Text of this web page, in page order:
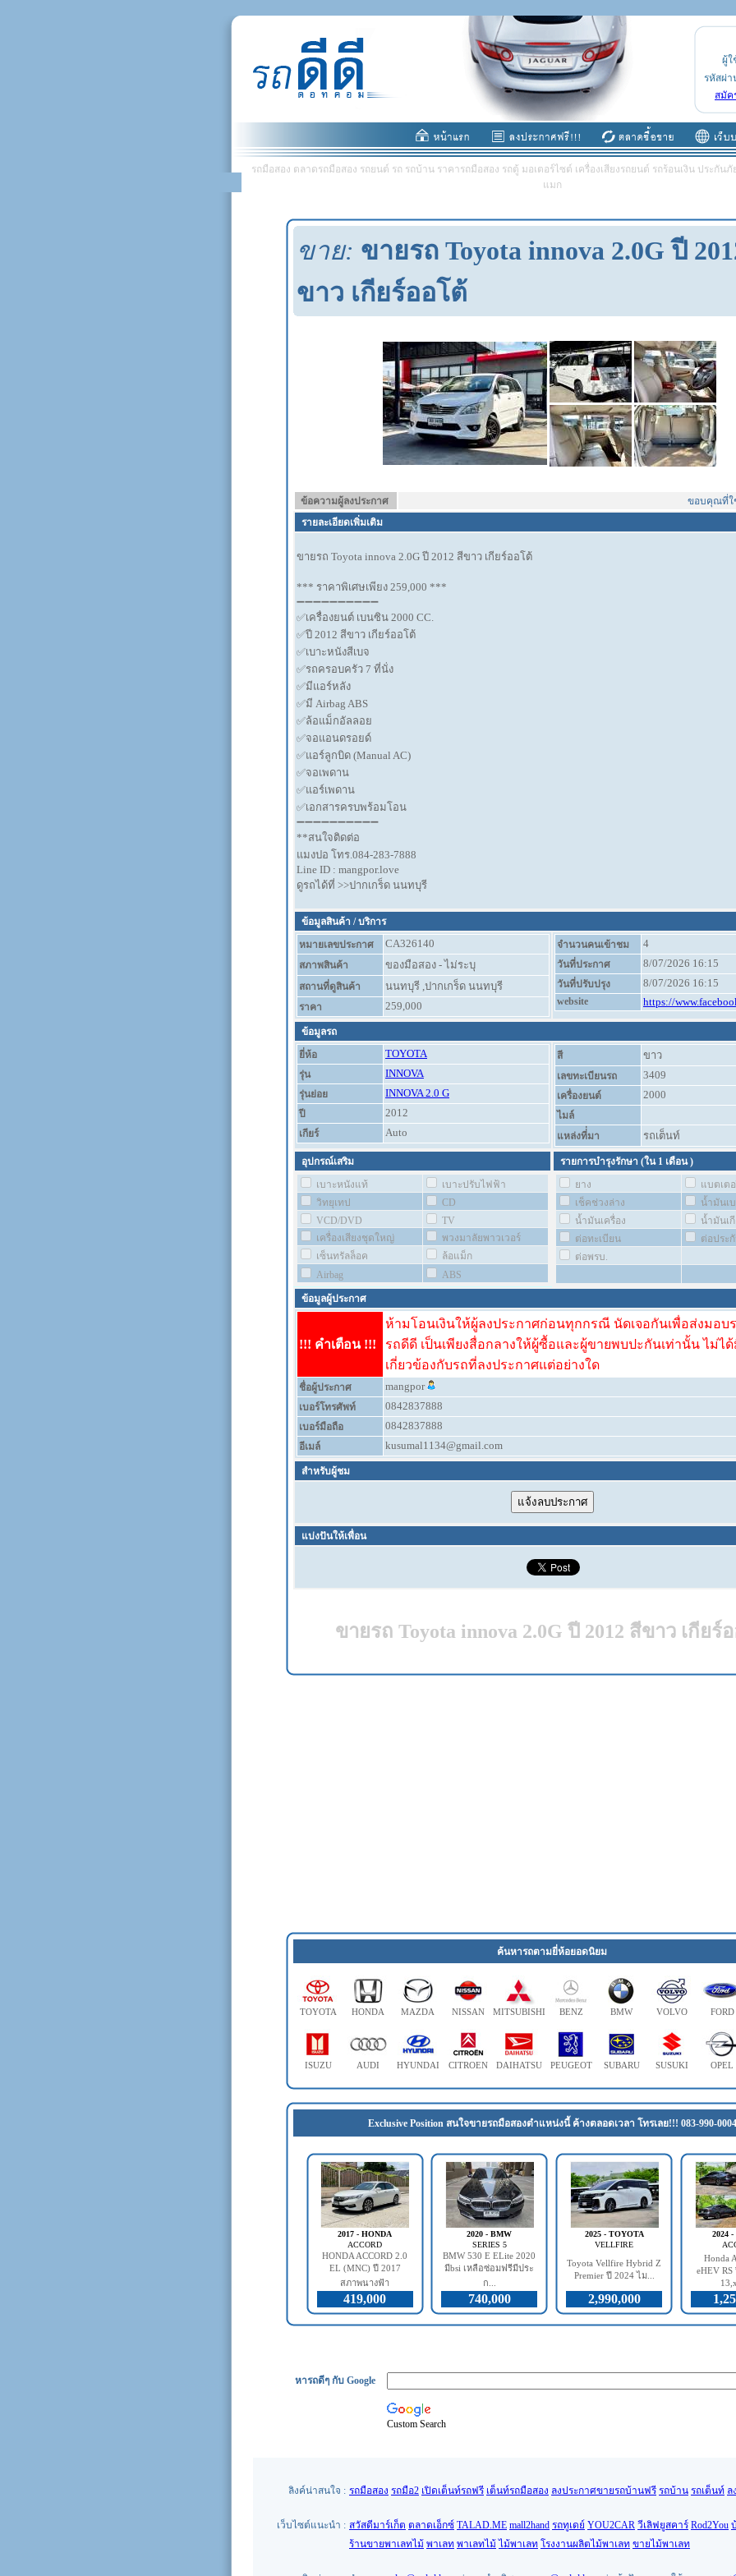
ผู้ใ
รหัสผ่า
สมัค
รถมือสอง ตลาดรถมือสอง รถยนต์ รถ รถบ้าน ราคารถมือสอง รถตู้ มอเตอร์ไซต์ เครื่องเสียงรถยนต์ รถร้อนเงิน ประกัน
แมก
ขาย: ขายรถ Toyota innova 2.0G ปี
ขาว เกียร์ออโต้
ข้อความผู้ลงประกาศ
ขอบคุณที่ใช้บ
รายละเอียดเพิ่มเติม
ขายรถ Toyota innova 2.0G ปี 2012 สีขาว เกียร์ออโต้
*** ราคาพิเศษเพียง 259,000 ***
➖➖➖➖➖➖➖➖➖➖
✅เครื่องยนต์ เบนซิน 2000 CC.
✅ปี 2012 สีขาว เกียร์ออโต้
✅เบาะหนังสีเบจ
✅รถครอบครัว 7 ที่นั่ง
✅มีแอร์หลัง
✅มี Airbag ABS
✅ล้อแม็กอัลลอย
✅จอแอนดรอยด์
✅️แอร์ลูกบิด (Manual AC)
✅️จอเพดาน
✅️แอร์เพดาน
✅️เอกสารครบพร้อมโอน
➖➖➖➖➖➖➖➖➖➖
**สนใจติดต่อ
แมงปอ โทร.084-283-7888
Line ID : mangpor.love
ดูรถได้ที่ >>ปากเกร็ด นนทบุรี
ข้อมูลสินค้า / บริการ
หมายเลขประกาศ
CA326140
สภาพสินค้า ของมือสอง - ไม่ระบุ
สถานที่ดูสินค้า นนทบุรี ,ปากเกร็ด นนทบุรี
ราคา 259,000
จำนวนคนเข้าชม 4
วันที่ประกาศ 8/07/2026 16:15
วันที่ปรับปรุง 8/07/2026 16:15
website https://
ข้อมูลรถ
ยี่ห้อ
TOYOTA
รุ่น INNOVA
รุ่นย่อย INNOVA 2.0 G
ปี 2012
เกียร์ Auto
สี ขาว
เลขทะเบียนรถ 3409
เครื่องยนต์ 2000
ไมล์
แหล่งที่่มา
รถเต็นท์
อุปกรณ์เสริม
เบาะหนังแท้
เบาะปรับไฟฟ้า
วิทยุเทป
CD
VCD/DVD
TV
เครื่องเสียงชุดใหญ่
พวงมาลัยพาวเวอร์
เซ็นทรัลล็อค
ล้อแม็ก
Airbag
ABS
รายการบำรุงรักษา (ใน 1 เดือน)
ยาง
แบตเต
เช็คช่วงล่าง
น้ำมันเ
น้ำมันเครื่อง
น้ำมันเ
ต่อทะเบียน
ต่อประ
ต่อพรบ.
ข้อมูลผู้ประกาศ
!!! คำเตือน !!!
ห้ามโอนเงินให้ผู้ลงประกาศก่อนทุกกรณี นัดเจอกันเพื่อส่งมอบ
รถดีดี เป็นเพียงสื่อกลางให้ผู้ซื้อและผู้ขายพบปะกันเท่านั้น ไม่ไ
เกี่ยวข้องกับรถที่ลงประกาศแต่อย่างใด
ชื่อผู้ประกาศ mangpor
เบอร์โทรศัพท์ 0842837888
เบอร์มือถือ 0842837888
อีเมล์ kusumal1134@gmail.com
สำหรับผู้ชม
แบ่งปันให้เพื่อน
ขายรถ Toyota innova 2.0G ปี 2012 สีขาว เกียร์
ค้นหารถตามยี่ห้อยอดนิยม
TOYOTA HONDA MAZDA NISSAN MITSUBISHI BENZ BMW VOLVO FORD
ISUZU AUDI HYUNDAI CITROEN DAIHATSU PEUGEOT SUBARU SUSUKI OPEL
Exclusive Position สนใจขายรถมือสองตำแหน่งนี้ ค้างตลอดเวลา โทรเลย!!! 083-990-0004
2017 - HONDA
ACCORD
HONDA ACCORD 2.0
EL (MNC) ปี 2017
สภาพนางฟ้า
419,000
2020 - BMW
SERIES 5
BMW 530 E ELite 2020
มีbsi เหลือซ่อมฟรีมีประ
ก...
740,000
2025 - TOYOTA
VELLFIRE
Toyota Vellfire Hybrid Z
Premier ปี 2024 ไม...
2,990,000
2024
Honda
eHEV
หารถดีๆ กับ Google
Custom Search
ลิงค์น่าสนใจ : รถมือสอง รถมือ2 เปิดเต็นท์รถฟรี เต็นท์รถมือสอง ลงประกาศขายรถบ้านฟรี รถบ้าน รถเต็นท์ ล
เว็บไซต์แนะนำ : สวัสดีมาร์เก็ต ตลาดเอ็กซ์ TALAD.ME mall2hand รถทูเดย์ YOU2CAR วีเลิฟยูสคาร์ Rod2You
ร้านขายพาเลทไม้ พาเลท พาเลทไม้ ไม้พาเลท โรงงานผลิตไม้พาเลท ขายไม้พาเลท